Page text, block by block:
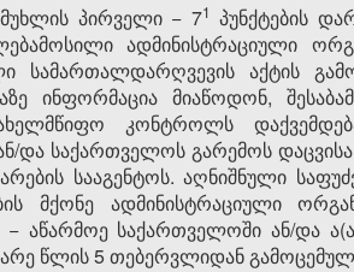
მუხლის პირველი − 7​1 პუნქტების
ადმინისტრაციული
სამართალდარღვევის აქტის
ინფორმაცია მიაწოდონ,
სახელმწიფო კონტროლს
და საქართველოს გარემოს
სააგენტოს. აღნიშნული
მქონე ადმინისტრაციული
− აწარმოე საქართველოში ან/და
წლის 5 თებერვლიდან